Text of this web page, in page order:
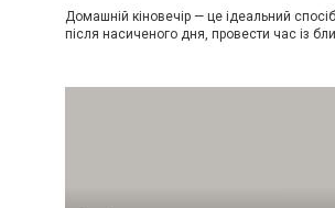
Домашній кіновечір — це ідеальний
після насиченого дня, провести час із